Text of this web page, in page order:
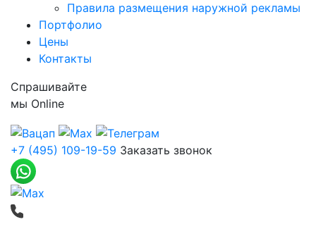
Правила размещения наружной рекламы
Портфолио
Цены
Контакты
Спрашивайте
мы Online
+7 (495) 109-19-59 Заказать звонок